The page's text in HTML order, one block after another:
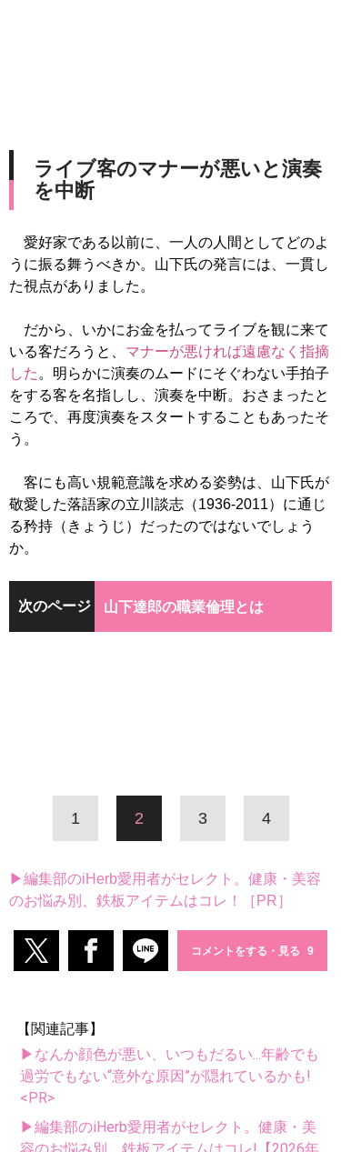
ライブ客のマナーが悪いと演奏
を中断
愛好家である以前に、一人の人間としてどのよ
うに振る舞うべきか。山下氏の発言には、一貫し
た視点がありました。
だから、いかにお金を払ってライブを観に来て
いる客だろうと、 マナーが悪ければ遠慮なく指摘
した 。明らかに演奏のムードにそぐわない手拍子
をする客を名指しし、演奏を中断。おさまったと
ころで、再度演奏をスタートすることもあったそ
う。
客にも高い規範意識を求める姿勢は、山下氏が
敬愛した落語家の立川談志（1936-2011）に通じ
る矜持（きょうじ）だったのではないでしょう
か。
次のページ 山下達郎の職業倫理とは
1 2 3 4
▶編集部のiHerb愛用者がセレクト。健康・美容
のお悩み別、鉄板アイテムはコレ！［PR］
コメントをする・見る
【関連記事】
▶なんか顔色が悪い、いつもだるい...年齢でも
過労でもない“意外な原因”が隠れているかも!
<PR>
▶編集部のiHerb愛用者がセレクト。健康・美
容のお悩み別、鉄板アイテムはコレ!【2026年